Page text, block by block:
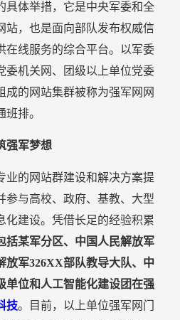
具体举措，它是中央军委和全
站，也是面向部队发布权威信
在线服务的综合平台。以军委
委机关网、团级以上单位党委
成的网站集群被称为强军网网
排。
强军梦想
业的网站群建设和解决方案提
参与高校、政府、基教、大型
化建设。凭借长足的经验积累
括某军分区、中国人民解放军
放军326XX部队教导大队、中
单位和人工智能化建设团在强
技。目前，以上单位强军网门